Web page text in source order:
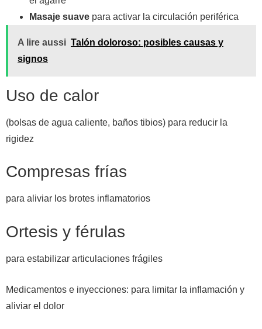
Masaje suave para activar la circulación periférica
A lire aussi Talón doloroso: posibles causas y
signos
Uso de calor
(bolsas de agua caliente, baños tibios) para reducir la
rigidez
Compresas frías
para aliviar los brotes inflamatorios
Ortesis y férulas
para estabilizar articulaciones frágiles
Medicamentos e inyecciones: para limitar la inflamación y
aliviar el dolor